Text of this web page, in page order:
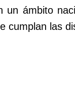
un ámbito
cumplan las